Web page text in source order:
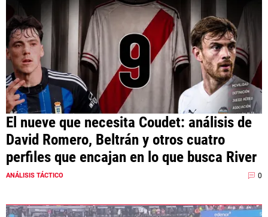
El nueve que necesita Coudet: análisis de
David Romero, Beltrán y otros cuatro
perfiles que encajan en lo que busca River
ANÁLISIS TÁCTICO 0